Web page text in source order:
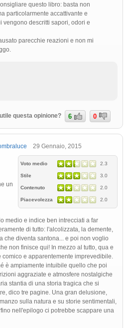
questo libro: basta non
particolarmente accattivante e
vengono descritti sapori, odori e
parecchie reazioni e non mi
questa opinione? 6 0
29 Gennaio, 2015
Voto medio 2.3
Stile 3.0
Contenuto 2.0
Piacevolezza 2.0
un
medio e indice ben intrecciati a far
di tutto: l'alcolizzata, la demente,
che diventa santona... e poi non voglio
non finisce qui! In mezzo al tutto, qua e
e apparentemente imprevedibile.
è ampiamente intuibile quello che poi
aggraziate e atmosfere nostalgiche
stantia di una storia tragica che si
dico tre pagine. Una gran delusione,
sulla natura e su storie sentimentali,
nell'epilogo ci potrebbe scappare una